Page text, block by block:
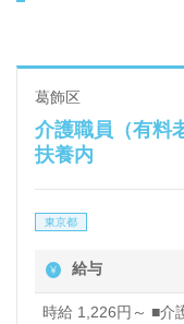
葛飾区
介護職員（有料
扶養内
東京都
給与
時給 1,226円～ ■介